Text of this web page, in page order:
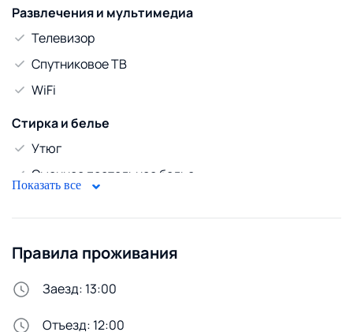
Развлечения и мультимедиа
Телевизор
Спутниковое ТВ
WiFi
Стирка и белье
Утюг
Сменное постельное белье
Показать все
Правила проживания
Заезд: 13:00
Отъезд: 12:00